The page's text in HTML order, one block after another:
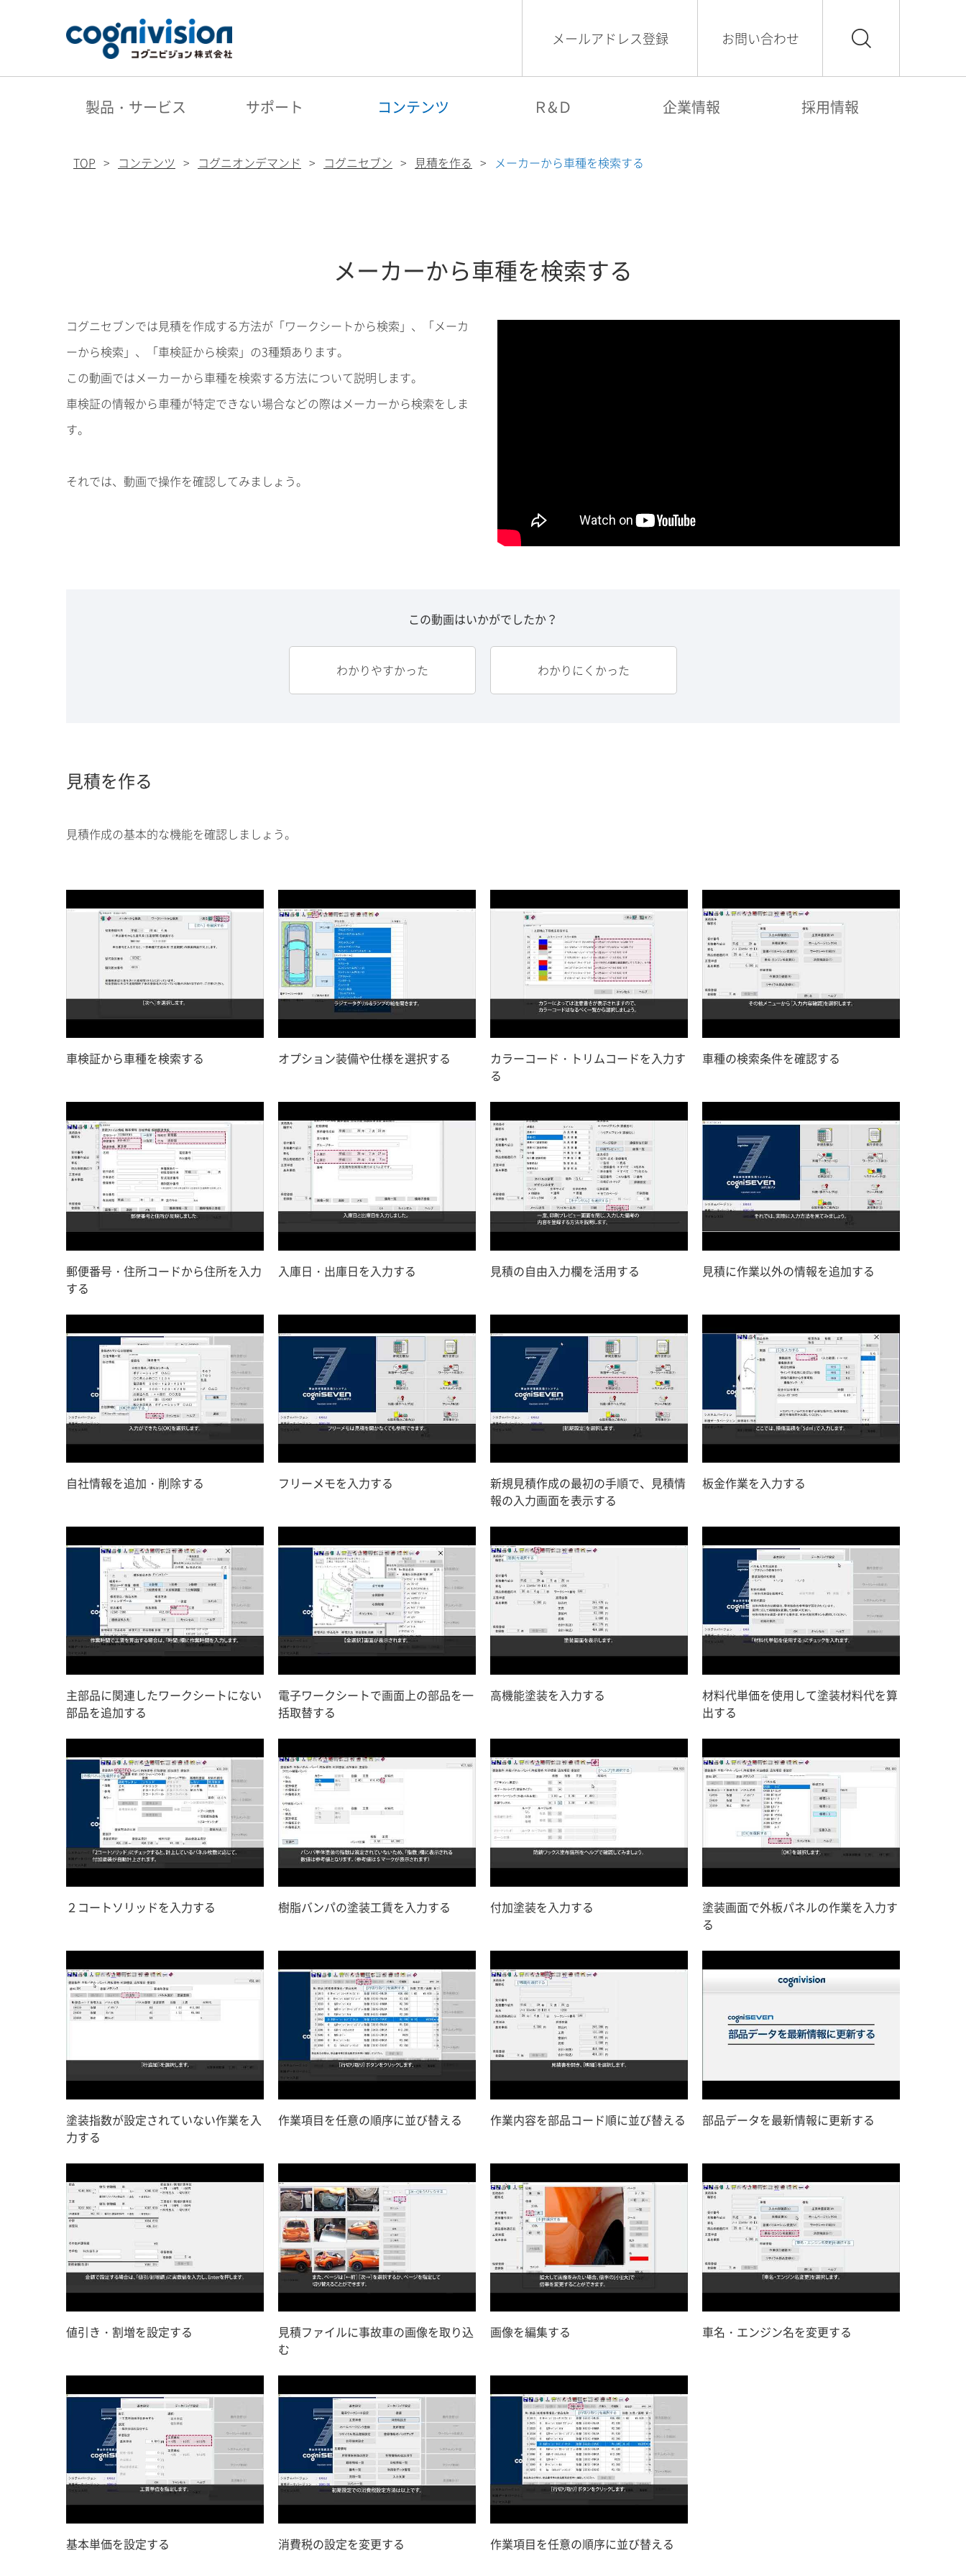
メールアドレス登録 お問い合わせ
製品・サービス サポート コンテンツ Ｒ&Ｄ 企業情報 採用情報
TOP コンテンツ コグニオンデマンド コグニセブン 見積を作る メーカーから車種を検索する
メーカーから車種を検索する
コグニセブンでは見積を作成する方法が「ワークシートから検索」、「メーカ
ーから検索」、「車検証から検索」の3種類あります。
この動画ではメーカーから車種を検索する方法について説明します。
車検証の情報から車種が特定できない場合などの際はメーカーから検索をしま
す。
それでは、動画で操作を確認してみましょう。
この動画はいかがでしたか？
わかりやすかった わかりにくかった
見積を作る
見積作成の基本的な機能を確認しましょう。
車検証から車種を検索する オプション装備や仕様を選択する
カラーコード・トリムコードを入力す
る
車種の検索条件を確認する
郵便番号・住所コードから住所を入力
する
入庫日・出庫日を入力する 見積の自由入力欄を活用する 見積に作業以外の情報を追加する
自社情報を追加・削除する フリーメモを入力する
新規見積作成の最初の手順で、見積情
報の入力画面を表示する
板金作業を入力する
主部品に関連したワークシートにない
部品を追加する
電子ワークシートで画面上の部品を一
括取替する
高機能塗装を入力する
材料代単価を使用して塗装材料代を算
出する
２コートソリッドを入力する 樹脂バンパの塗装工賃を入力する 付加塗装を入力する
塗装画面で外板パネルの作業を入力す
る
塗装指数が設定されていない作業を入
力する
作業項目を任意の順序に並び替える 作業内容を部品コード順に並び替える 部品データを最新情報に更新する
値引き・割増を設定する
見積ファイルに事故車の画像を取り込
む
画像を編集する 車名・エンジン名を変更する
基本単価を設定する 消費税の設定を変更する 作業項目を任意の順序に並び替える